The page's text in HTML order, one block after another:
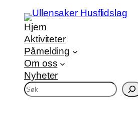
Hjem
Aktiviteter
Påmelding
Om oss
Nyheter
S
ø